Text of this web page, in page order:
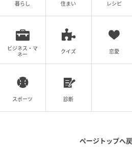
暮らし 住まい レシピ
ビジネス・マ
ネー
クイズ 恋愛
スポーツ 診断
ページトップへ